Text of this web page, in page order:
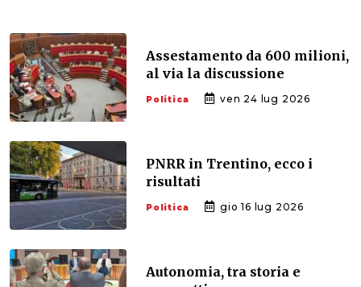
Assestamento da 600 milioni,
al via la discussione
Politica ven 24 lug 2026
PNRR in Trentino, ecco i
risultati
Politica gio 16 lug 2026
Autonomia, tra storia e